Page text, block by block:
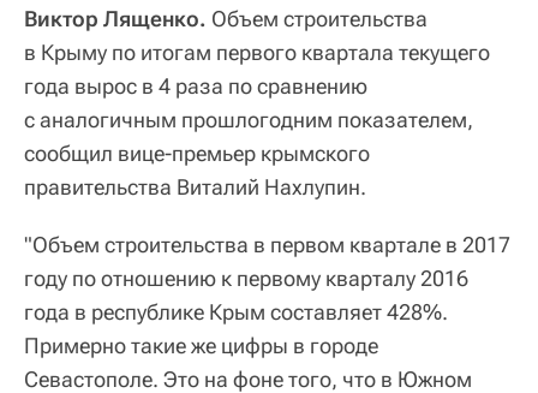
Виктор Лященко. Объем строительства
в Крыму по итогам первого квартала текущего
года вырос в 4 раза по сравнению
с аналогичным прошлогодним показателем,
сообщил вице-премьер крымского
правительства Виталий Нахлупин.
"Объем строительства в первом квартале в 2017
году по отношению к первому кварталу 2016
года в республике Крым составляет 428%.
Примерно такие же цифры в городе
Севастополе. Это на фоне того, что в Южном